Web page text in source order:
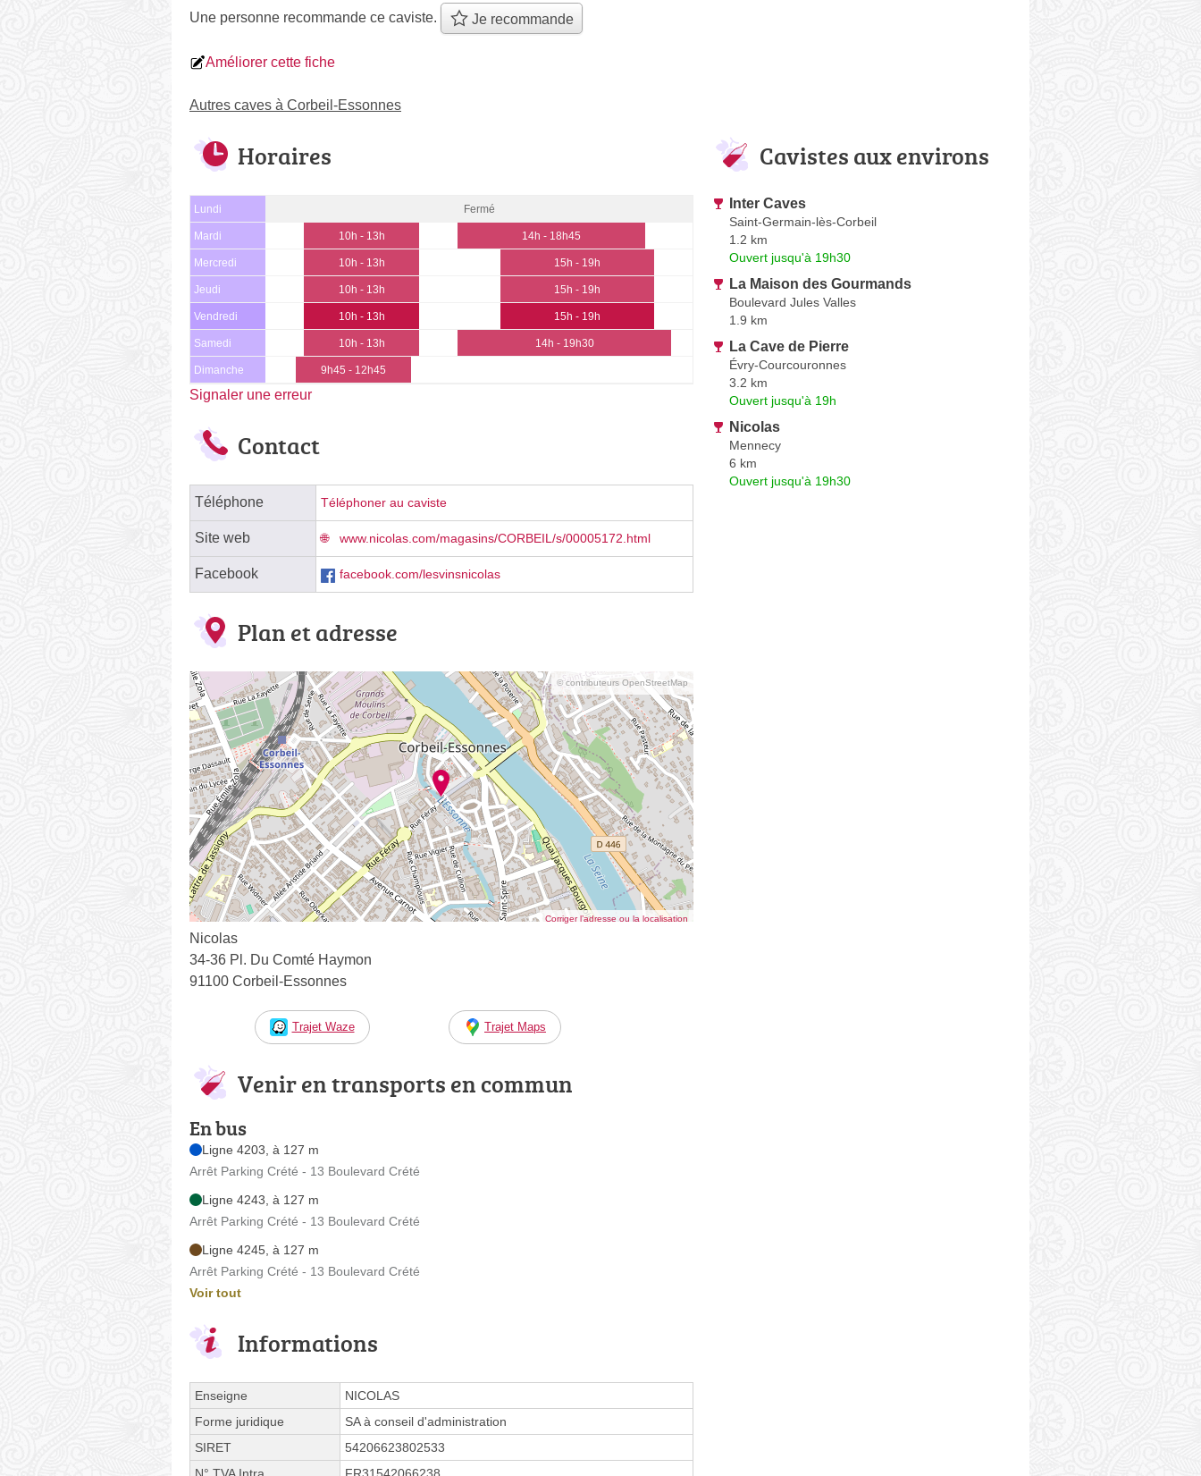
Une personne recommande ce caviste. Je recommande
Améliorer cette fiche
Autres caves à Corbeil-Essonnes
Horaires
Lundi Fermé
Mardi 10h - 13h 14h - 18h45
Mercredi 10h - 13h 15h - 19h
Jeudi 10h - 13h 15h - 19h
Vendredi 10h - 13h 15h - 19h
Samedi 10h - 13h 14h - 19h30
Dimanche 9h45 - 12h45
Signaler une erreur
Contact
Téléphone Téléphoner au caviste
Site web www.nicolas.com/magasins/CORBEIL/s/00005172.html
Facebook facebook.com/lesvinsnicolas
Plan et adresse
© contributeurs OpenStreetMap
Corriger l’adresse ou la localisation
Nicolas
34-36 Pl. Du Comté Haymon
91100 Corbeil-Essonnes
Trajet Waze Trajet Maps
Venir en transports en commun
En bus
Ligne 4203, à 127 m
Arrêt Parking Crété - 13 Boulevard Crété
Ligne 4243, à 127 m
Arrêt Parking Crété - 13 Boulevard Crété
Ligne 4245, à 127 m
Arrêt Parking Crété - 13 Boulevard Crété
Voir tout
Informations
Enseigne
NICOLAS
Forme juridique
SA à conseil d'administration
SIRET
54206623802533
N° TVA Intra.
FR31542066238
Cavistes aux environs
Inter Caves
Saint-Germain-lès-Corbeil
1.2 km
Ouvert jusqu'à 19h30
La Maison des Gourmands
Boulevard Jules Valles
1.9 km
La Cave de Pierre
Évry-Courcouronnes
3.2 km
Ouvert jusqu'à 19h
Nicolas
Mennecy
6 km
Ouvert jusqu'à 19h30